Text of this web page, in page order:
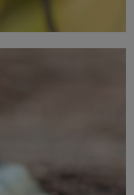
waarna zij zullen